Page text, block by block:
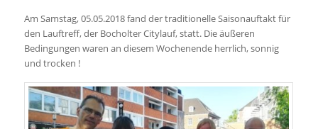
Am Samstag, 05.05.2018 fand der traditionelle Saisonauftakt für
den Lauftreff, der Bocholter Citylauf, statt. Die äußeren
Bedingungen waren an diesem Wochenende herrlich, sonnig
und trocken !